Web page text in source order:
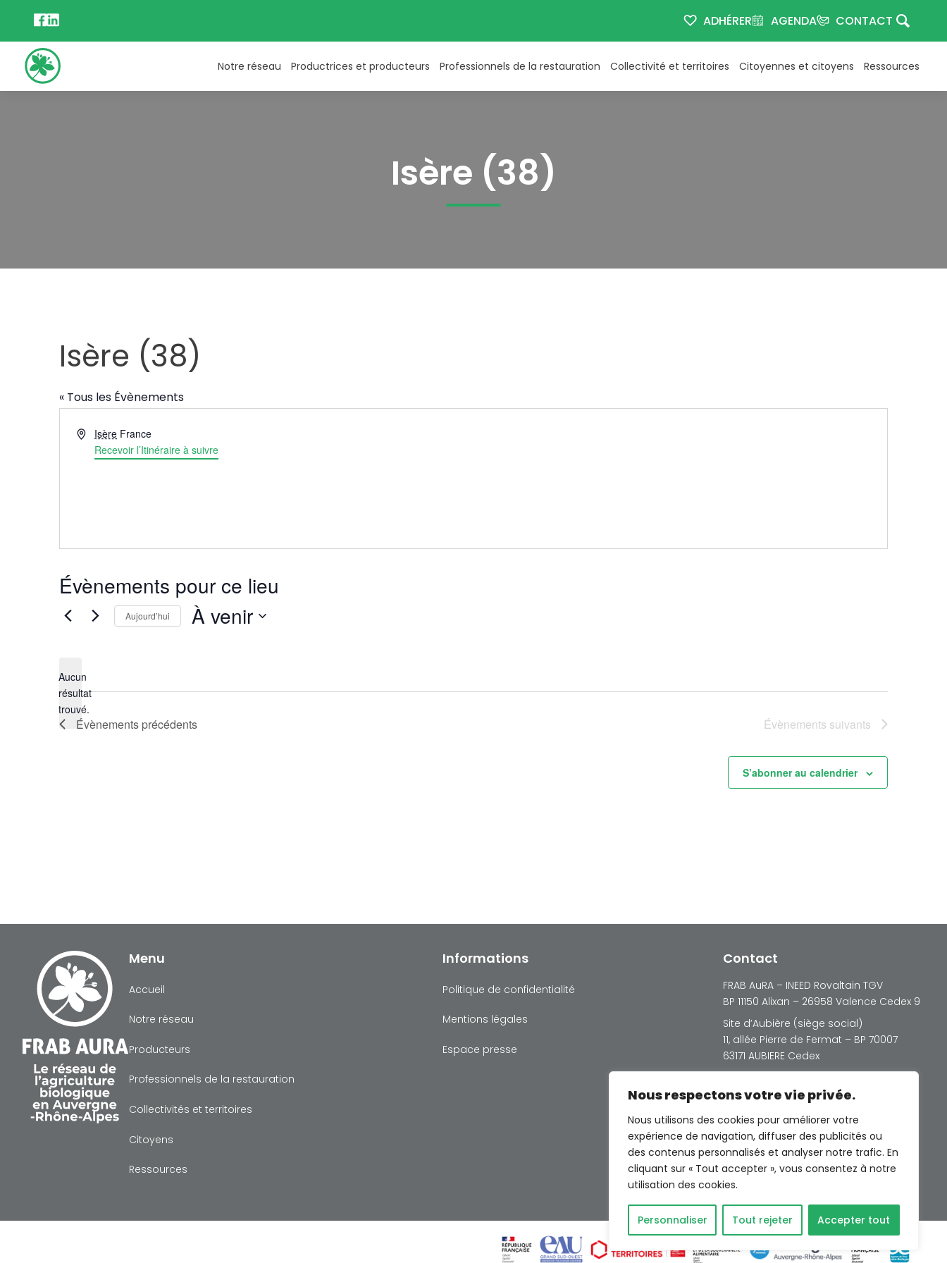
Nous respectons votre vie privée.
Nous utilisons des cookies pour améliorer votre
expérience de navigation, diffuser des publicités ou
des contenus personnalisés et analyser notre trafic. En
cliquant sur « Tout accepter », vous consentez à notre
utilisation des cookies.
Personnaliser Tout rejeter Accepter tout
ADHÉRER AGENDA CONTACT
Notre réseau Productrices et producteurs Professionnels de la restauration Collectivité et territoires Citoyennes et citoyens Ressources
Isère (38)
Isère (38)
« Tous les Évènements
Adresse
Isère France
Recevoir l’Itinéraire à suivre
Évènements pour ce lieu
Notice
Aucun
résultat
trouvé.
Aujourd’hui À venir
Évènements précédents Évènements suivants
S’abonner au calendrier
Menu
Accueil
Notre réseau
Producteurs
Professionnels de la restauration
Collectivités et territoires
Citoyens
Ressources
Informations
Politique de confidentialité
Mentions légales
Espace presse
Contact
FRAB AuRA – INEED Rovaltain TGV
BP 11150 Alixan – 26958 Valence Cedex 9
Site d’Aubière (siège social)
11, allée Pierre de Fermat – BP 70007
63171 AUBIERE Cedex
© Photos Freepik sauf indications
contraires